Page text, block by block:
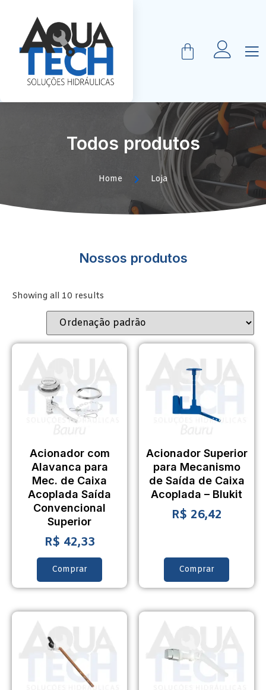
Todos produtos
Home Loja
Nossos produtos
Showing all 10 results
Acionador com
Alavanca para
Mec. de Caixa
Acoplada Saída
Convencional
Superior
R$ 42,33
Comprar
Acionador Superior
para Mecanismo
de Saída de Caixa
Acoplada – Blukit
R$ 26,42
Comprar